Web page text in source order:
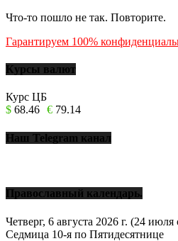
Что-то пошло не так. Повторите.
Гарантируем 100%
Курсы валют
Курс ЦБ
$ 68.46 € 79.14
Наш Telegram канал
Православный календарь.
Четверг, 6 августа 2026 г. (24 июля
Седмица 10-я по Пятидесятнице